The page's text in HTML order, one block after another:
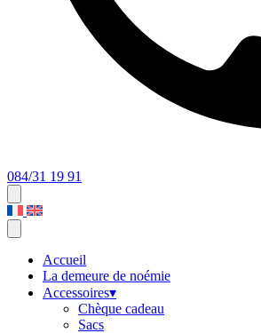
084/31 19 91
Accueil
La demeure de noémie
Accessoires▾
Chèque cadeau
Sacs